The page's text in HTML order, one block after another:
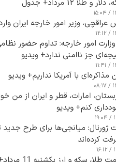
طلا ۱۲ مرداد+ جدول
وزیر امور خارجه ایران
امور خارجه: تداوم حضور
جز ناامنی ندارد+ ویدیو
مذاکره‌ای با آمریکا نداریم+ ویدیو
امارات، قطر و ایران از من
کنم+ ویدیو
ژورنال: میانجی‌ها برای طرح جدید
کرده‌اند